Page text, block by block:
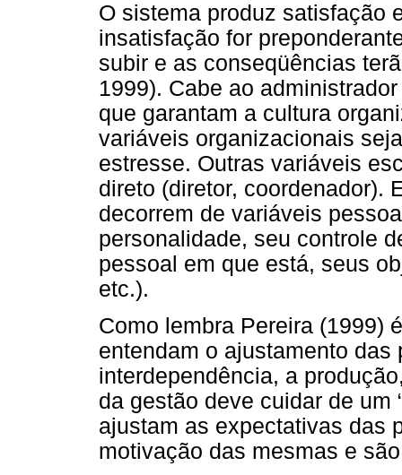
O sistema produz satisfação
insatisfação for
subir e as conseqüências
1999). Cabe ao
que garantam a cultura
variáveis organizacionais
estresse. Outras variáveis
direto (diretor, coordenador).
decorrem de variáveis
personalidade, seu controle
pessoal em que está, seus
etc.).
Como lembra Pereira (1999)
entendam o ajustamento
interdependência, a
da gestão deve cuidar de um
ajustam as expectativas das
motivação das mesmas e